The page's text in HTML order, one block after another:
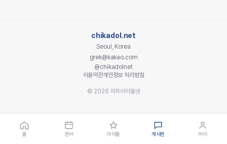
chikadol.net
Seoul, Korea
grek@kakao.com
@chikadolnet
이용약관개인정보 처리방침
© 2026 지하아이돌넷
홈 겐바 아이돌 게시판 마이